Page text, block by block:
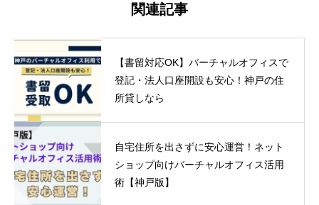
関連記事
【書留対応OK】バーチャルオフィスで
登記・法人口座開設も安心！神戸の住
所貸しなら
自宅住所を出さずに安心運営！ネット
ショップ向けバーチャルオフィス活用
術【神戸版】